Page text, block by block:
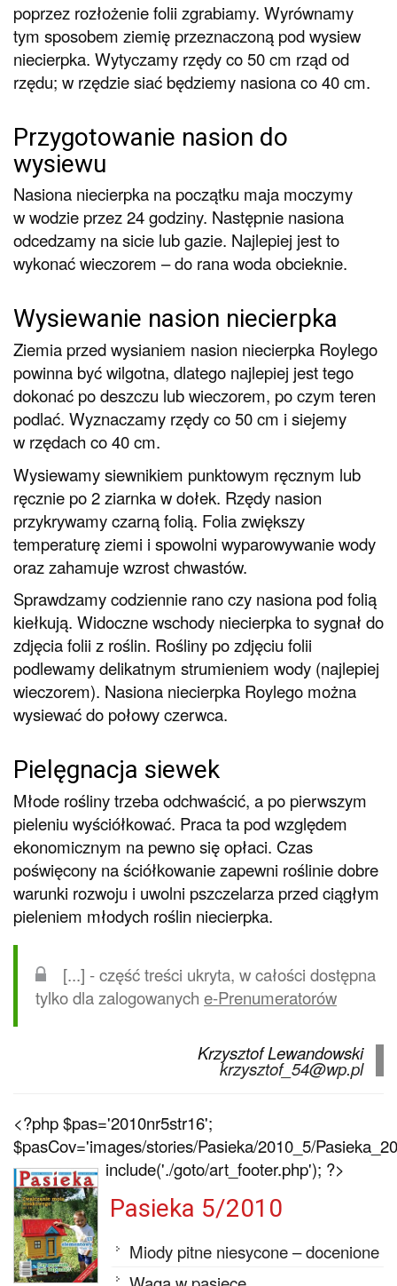
poprzez rozłożenie folii zgrabiamy. Wyrównamy
tym sposobem ziemię przeznaczoną pod wysiew
niecierpka. Wytyczamy rzędy co 50 cm rząd od
rzędu; w rzędzie siać będziemy nasiona co 40 cm.
Przygotowanie nasion do
wysiewu
Nasiona niecierpka na początku maja moczymy
w wodzie przez 24 godziny. Następnie nasiona
odcedzamy na sicie lub gazie. Najlepiej jest to
wykonać wieczorem – do rana woda obcieknie.
Wysiewanie nasion niecierpka
Ziemia przed wysianiem nasion niecierpka Roylego
powinna być wilgotna, dlatego najlepiej jest tego
dokonać po deszczu lub wieczorem, po czym teren
podlać. Wyznaczamy rzędy co 50 cm i siejemy
w rzędach co 40 cm.
Wysiewamy siewnikiem punktowym ręcznym lub
ręcznie po 2 ziarnka w dołek. Rzędy nasion
przykrywamy czarną folią. Folia zwiększy
temperaturę ziemi i spowolni wyparowywanie wody
oraz zahamuje wzrost chwastów.
Sprawdzamy codziennie rano czy nasiona pod folią
kiełkują. Widoczne wschody niecierpka to sygnał do
zdjęcia folii z roślin. Rośliny po zdjęciu folii
podlewamy delikatnym strumieniem wody (najlepiej
wieczorem). Nasiona niecierpka Roylego można
wysiewać do połowy czerwca.
Pielęgnacja siewek
Młode rośliny trzeba odchwaścić, a po pierwszym
pieleniu wyściółkować. Praca ta pod względem
ekonomicznym na pewno się opłaci. Czas
poświęcony na ściółkowanie zapewni roślinie dobre
warunki rozwoju i uwolni pszczelarza przed ciągłym
pieleniem młodych roślin niecierpka.
[...] - część treści ukryta, w całości dostępna
tylko dla zalogowanych e-Prenumeratorów
Krzysztof Lewandowski
krzysztof_54@wp.pl
<?php $pas='2010nr5str16';
$pasCov='images/stories/Pasieka/2010_5/
include('./goto/art_footer.php'); ?>
Pasieka 5/2010
Miody pitne niesycone – docenione